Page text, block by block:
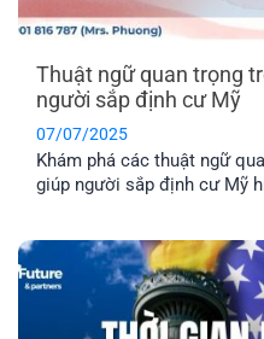
Thuật ngữ quan trọng
người sắp định cư Mỹ
07/07/2025
Khám phá các thuật ngữ
giúp người sắp định cư Mỹ